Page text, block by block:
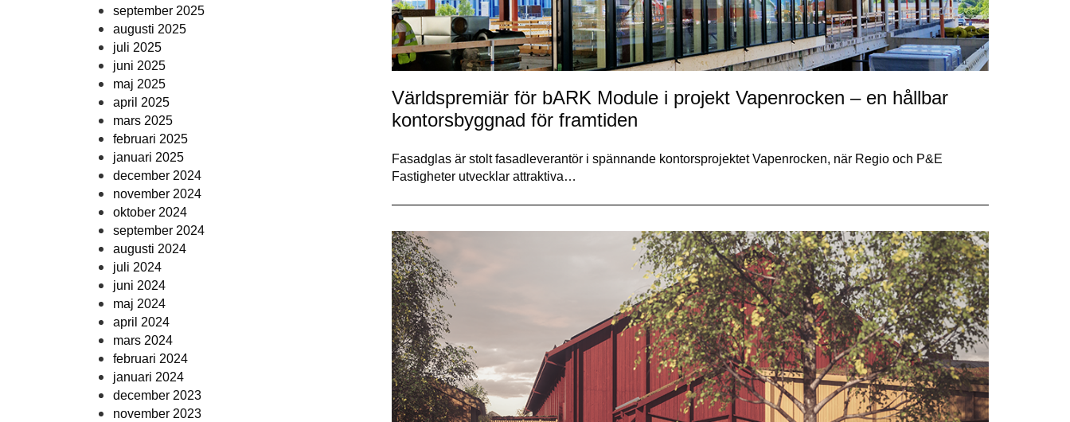
september 2025
augusti 2025
juli 2025
juni 2025
maj 2025
april 2025
mars 2025
februari 2025
januari 2025
december 2024
november 2024
oktober 2024
september 2024
augusti 2024
juli 2024
juni 2024
maj 2024
april 2024
mars 2024
februari 2024
januari 2024
december 2023
november 2023
Världspremiär för bARK Module i projekt Vapenrocken – en hållbar
kontorsbyggnad för framtiden
Fasadglas är stolt fasadleverantör i spännande kontorsprojektet Vapenrocken, när Regio och P&E
Fastigheter utvecklar attraktiva…